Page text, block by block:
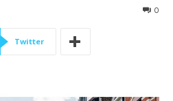
0
Twitter